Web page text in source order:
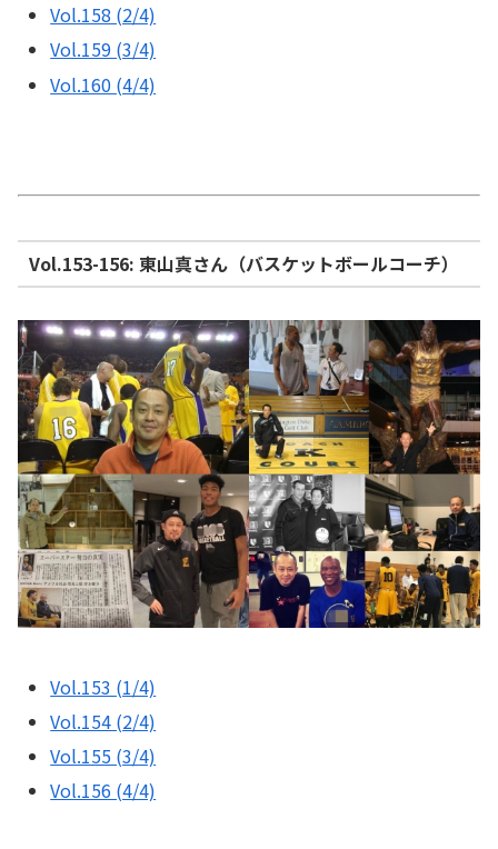
Vol.158 (2/4)
Vol.159 (3/4)
Vol.160 (4/4)
Vol.153-156: 東山真さん（バスケットボールコーチ）
Vol.153 (1/4)
Vol.154 (2/4)
Vol.155 (3/4)
Vol.156 (4/4)